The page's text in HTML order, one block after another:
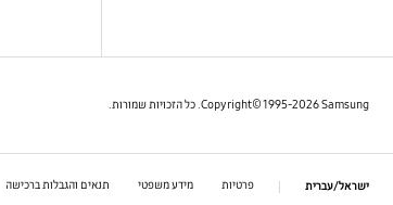
Copyright© 1995-2026 Samsung. כל הזכויות שמורות.
ישראל/עברית פרטיות מידע משפטי תנאים והגבלות ברכישה